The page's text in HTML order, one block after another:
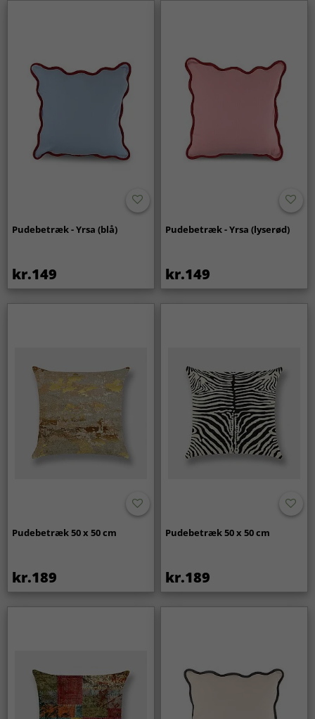
Pudebetræk - Yrsa (blå)
kr.149
Pudebetræk - Yrsa (lyserød)
kr.149
Pudebetræk 50 x 50 cm
kr.189
Pudebetræk 50 x 50 cm
kr.189